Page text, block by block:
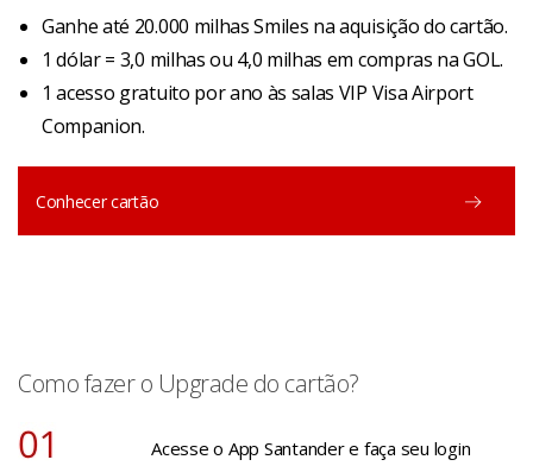
Ganhe até 20.000 milhas Smiles na aquisição do cartão.
1 dólar = 3,0 milhas ou 4,0 milhas em compras na GOL.
1 acesso gratuito por ano às salas VIP Visa Airport
Companion.
Conhecer cartão
Como fazer o Upgrade do cartão?
Acesse o App Santander e faça seu login